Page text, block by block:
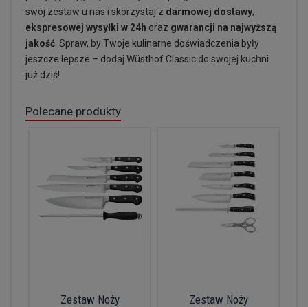
swój zestaw u nas i skorzystaj z darmowej dostawy,
ekspresowej wysyłki w 24h oraz gwarancji na najwyższą
jakość . Spraw, by Twoje kulinarne doświadczenia były
jeszcze lepsze – dodaj Wüsthof Classic do swojej kuchni
już dziś!
Polecane produkty
Zestaw Noży
Zestaw Noży